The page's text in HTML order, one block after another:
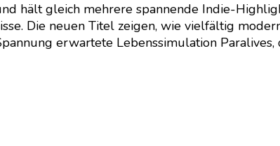
hält gleich mehrere spannende Indie-
Die neuen Titel zeigen, wie vielfältig
erwartete Lebenssimulation